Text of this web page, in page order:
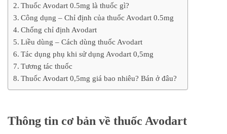
Thuốc Avodart 0.5mg là thuốc gì?
Công dụng – Chỉ định của thuốc Avodart 0.5mg
Chống chỉ định Avodart
Liều dùng – Cách dùng thuốc Avodart
Tác dụng phụ khi sử dụng Avodart 0,5mg
Tương tác thuốc
Thuốc Avodart 0,5mg giá bao nhiêu? Bán ở đâu?
Thông tin cơ bản về thuốc Avodart